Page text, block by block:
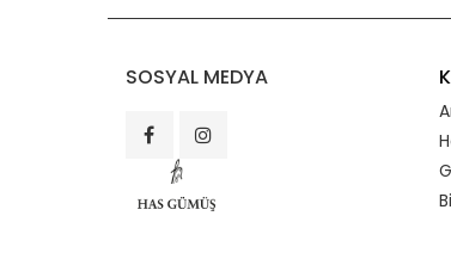
SOSYAL MEDYA